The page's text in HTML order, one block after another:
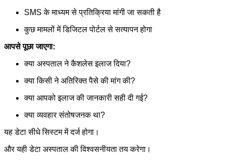
SMS के माध्यम से प्रतिक्रिया मांगी जा सकती है
कुछ मामलों में डिजिटल पोर्टल से सत्यापन होगा
आपसे पूछा जाएगा:
क्या अस्पताल ने कैशलेस इलाज दिया?
क्या किसी ने अतिरिक्त पैसे की मांग की?
क्या आपको इलाज की जानकारी सही दी गई?
क्या व्यवहार संतोषजनक था?
यह डेटा सीधे सिस्टम में दर्ज होगा।
और यही डेटा अस्पताल की विश्वसनीयता तय करेगा।